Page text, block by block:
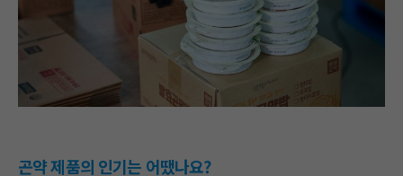
곤약 제품의 인기는 어땠나요?